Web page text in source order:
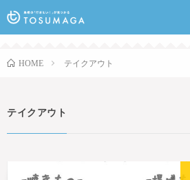
HOME テイクアウト
テイクアウト